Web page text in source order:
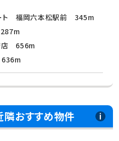
ート 福岡六本松駅前 345m
店 656m
隣おすすめ物件